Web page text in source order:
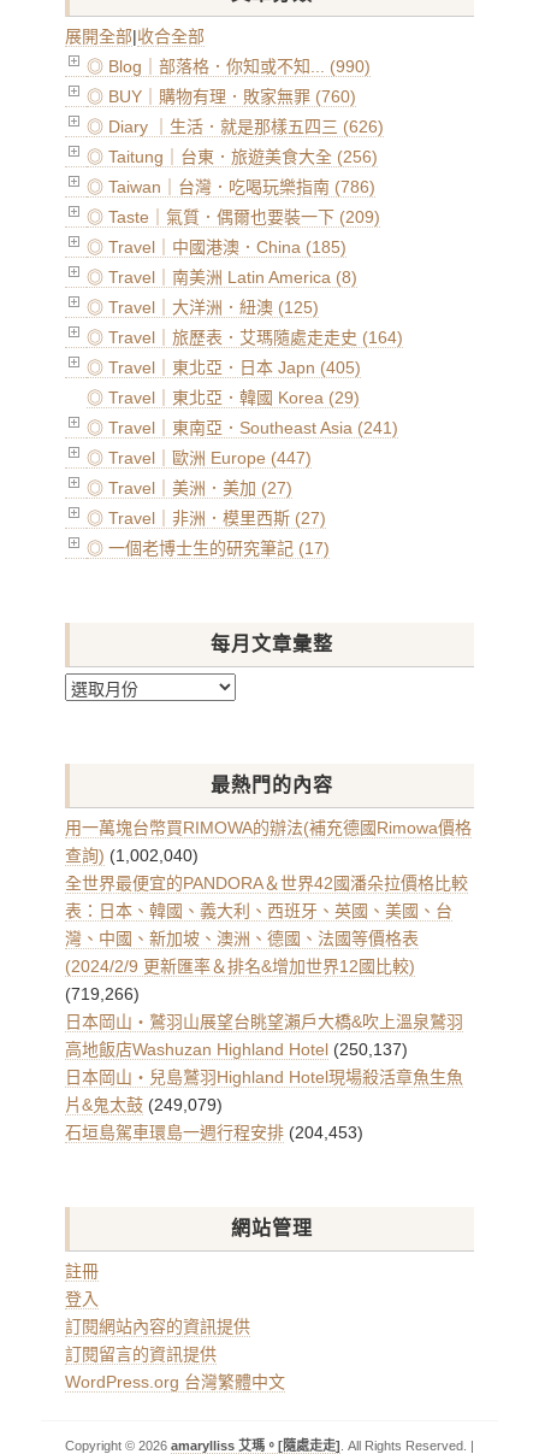
展開全部|收合全部
◎ Blog｜部落格．你知或不知... (990)
◎ BUY｜購物有理．敗家無罪 (760)
◎ Diary ｜生活．就是那樣五四三 (626)
◎ Taitung｜台東．旅遊美食大全 (256)
◎ Taiwan｜台灣．吃喝玩樂指南 (786)
◎ Taste｜氣質．偶爾也要裝一下 (209)
◎ Travel｜中國港澳．China (185)
◎ Travel｜南美洲 Latin America (8)
◎ Travel｜大洋洲．紐澳 (125)
◎ Travel｜旅歷表．艾瑪隨處走走史 (164)
◎ Travel｜東北亞．日本 Japn (405)
◎ Travel｜東北亞．韓國 Korea (29)
◎ Travel｜東南亞．Southeast Asia (241)
◎ Travel｜歐洲 Europe (447)
◎ Travel｜美洲．美加 (27)
◎ Travel｜非洲．模里西斯 (27)
◎ 一個老博士生的研究筆記 (17)
每月文章彙整
每
章
整
最熱門的內容
用一萬塊台幣買RIMOWA的辦法(補充德國Rimowa價格
查詢) (1,002,040)
全世界最便宜的PANDORA＆世界42國潘朵拉價格比較
表：日本、韓國、義大利、西班牙、英國、美國、台
灣、中國、新加坡、澳洲、德國、法國等價格表
(2024/2/9 更新匯率＆排名&增加世界12國比較)
(719,266)
日本岡山・鷲羽山展望台眺望瀨戶大橋&吹上溫泉鷲羽
高地飯店Washuzan Highland Hotel (250,137)
日本岡山・兒島鷲羽Highland Hotel現場殺活章魚生魚
片&鬼太鼓 (249,079)
石垣島駕車環島一週行程安排 (204,453)
網站管理
註冊
登入
訂閱網站內容的資訊提供
訂閱留言的資訊提供
WordPress.org 台灣繁體中文
Copyright © 2026 amarylliss 艾瑪。[隨處走走] . All Rights Reserved. |